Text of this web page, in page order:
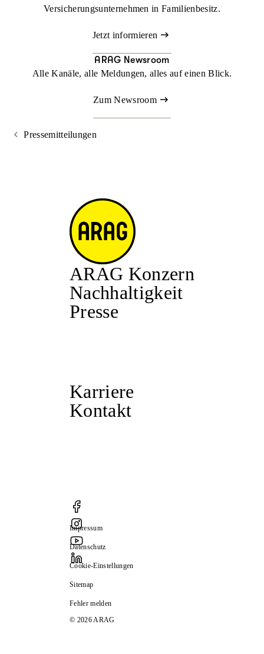
Versicherungsunternehmen in Familienbesitz.
Jetzt informieren
ARAG Newsroom
Alle Kanäle, alle Meldungen, alles auf einen Blick.
Zum Newsroom
Pressemitteilungen
ARAG Konzern
Nachhaltigkeit
Presse
Karriere
Kontakt
Impressum
Datenschutz
Cookie-Einstellungen
Sitemap
Fehler melden
© 2026 ARAG